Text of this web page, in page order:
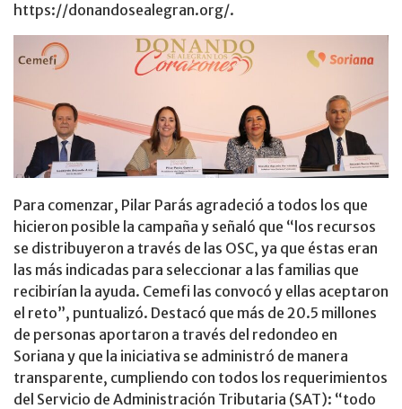
https://donandosealegran.org/.
Para comenzar, Pilar Parás agradeció a todos los que
hicieron posible la campaña y señaló que “los recursos
se distribuyeron a través de las OSC, ya que éstas eran
las más indicadas para seleccionar a las familias que
recibirían la ayuda. Cemefi las convocó y ellas aceptaron
el reto”, puntualizó. Destacó que más de 20.5 millones
de personas aportaron a través del redondeo en
Soriana y que la iniciativa se administró de manera
transparente, cumpliendo con todos los requerimientos
del Servicio de Administración Tributaria (SAT): “todo